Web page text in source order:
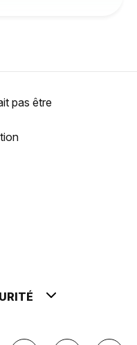
pas être